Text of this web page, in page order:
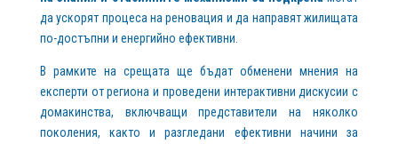
да ускорят процеса на реновация и да направят жилищата
по-достъпни и енергийно ефективни.
В рамките на срещата ще бъдат обменени мнения на
експерти от региона и проведени интерактивни дискусии с
домакинства, включващи представители на няколко
поколения, както и разгледани ефективни начини за